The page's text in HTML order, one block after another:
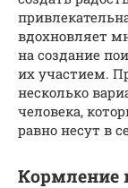
вдохновляет
на создание
их участием.
несколько
человека,
равно несут в
Кормление